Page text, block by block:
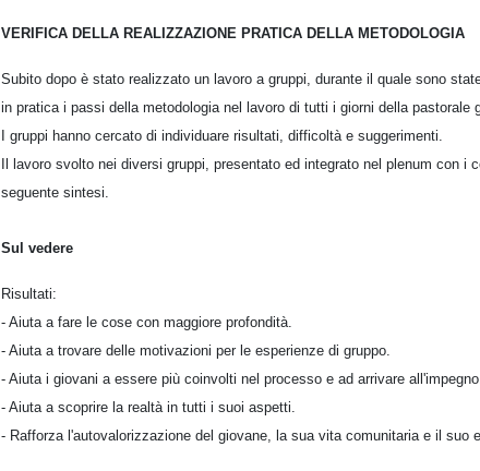
VERIFICA DELLA REALIZZAZIONE PRATICA DELLA METODOLOGIA
Subito dopo è stato realizzato un lavoro a gruppi, durante il quale sono
in pratica i passi della metodologia nel lavoro di tutti i giorni della pastorale
I gruppi hanno cercato di individuare risultati, difficoltà e suggerimenti.
Il lavoro svolto nei diversi gruppi, presentato ed integrato nel plenum con i
seguente sintesi.
Sul vedere
Risultati:
- Aiuta a fare le cose con maggiore profondità.
- Aiuta a trovare delle motivazioni per le esperienze di gruppo.
- Aiuta i giovani a essere più coinvolti nel processo e ad arrivare all'impegno.
- Aiuta a scoprire la realtà in tutti i suoi aspetti.
- Rafforza l'autovalorizzazione del giovane, la sua vita comunitaria e il suo